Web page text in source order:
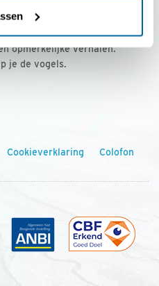
€ 36,00 per jaar
onze leden, met
opmerkelijke verhalen.
je de vogels.
Cookieverklaring Colofon